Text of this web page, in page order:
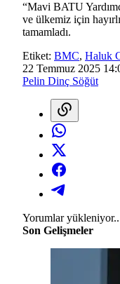
“Mavi BATU
ve ülkemiz için
tamamladı.
Etiket: BMC, Haluk
22 Temmuz 2025
Pelin Dinç Söğüt
Yorumlar
Son Gelişmeler